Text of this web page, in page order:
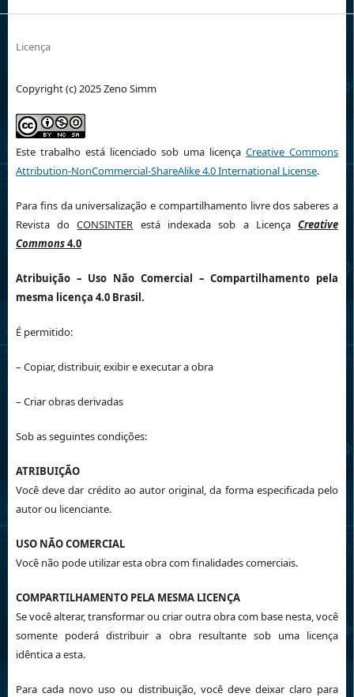
Licença
Copyright (c) 2025 Zeno Simm
Este trabalho está licenciado sob uma licençaCreative Commons
Attribution-NonCommercial-ShareAlike 4.0 International License.
Para fins da universalização e compartilhamento livre dos saberes a
Revista doCONSINTER está indexada sob a LicençaCreative
Commons4.0
Atribuição – Uso Não Comercial – Compartilhamento pela
mesma licença 4.0 Brasil.
É permitido:
– Copiar, distribuir, exibir e executar a obra
– Criar obras derivadas
Sob as seguintes condições:
ATRIBUIÇÃO
Você deve dar crédito ao autor original, da forma especificada pelo
autor ou licenciante.
USO NÃO COMERCIAL
Você não pode utilizar esta obra com finalidades comerciais.
COMPARTILHAMENTO PELA MESMA LICENÇA
Se você alterar, transformar ou criar outra obra com base nesta, você
somente poderá distribuir a obra resultante sob uma licença
idêntica a esta.
Para cada novo uso ou distribuição, você deve deixar claro para